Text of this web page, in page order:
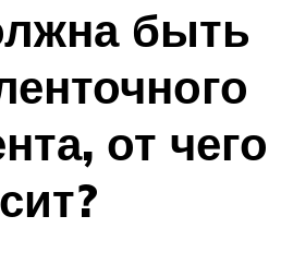
быть
от чего